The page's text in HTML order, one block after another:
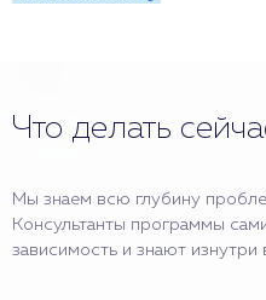
Что делать
Мы знаем всю глубину
Консультанты программы
зависимость и знают